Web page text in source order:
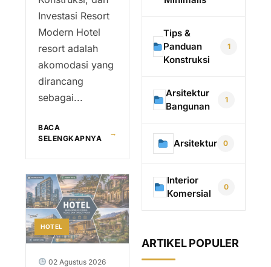
Investasi Resort
Modern Hotel
resort adalah
akomodasi yang
dirancang
sebagai...
BACA
SELENGKAPNYA
→
HOTEL
02 Agustus 2026
Tips &
Panduan
Konstruksi
1
Arsitektur
Bangunan
1
Arsitektur 0
Interior
Komersial
0
ARTIKEL POPULER